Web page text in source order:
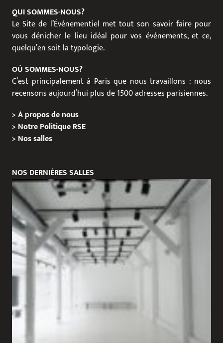
QUI SOMMES-NOUS?
Le Site de l’Événementiel met tout son savoir faire pour
vous dénicher le lieu idéal pour vos événements, et ce,
quelqu’en soit la typologie.
OÙ SOMMES-NOUS?
C’est principalement à Paris que nous travaillons : nous
recensons aujourd’hui plus de 1500 adresses parisiennes.
>À propos de nous
> Notre Politique RSE
> Nos salles
NOS DERNIÈRES SALLES